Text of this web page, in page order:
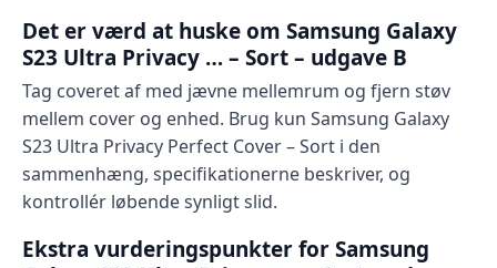
Det er værd at huske om Samsung Galaxy
S23 Ultra Privacy … – Sort – udgave B
Tag coveret af med jævne mellemrum og fjern støv
mellem cover og enhed. Brug kun Samsung Galaxy
S23 Ultra Privacy Perfect Cover – Sort i den
sammenhæng, specifikationerne beskriver, og
kontrollér løbende synligt slid.
Ekstra vurderingspunkter for Samsung